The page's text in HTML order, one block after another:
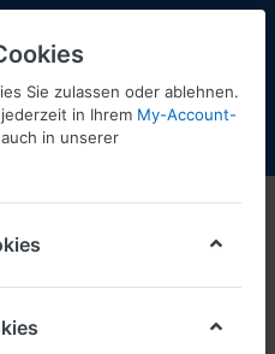
Sie zulassen oder ablehnen.
in Ihrem My-Account-
in unserer